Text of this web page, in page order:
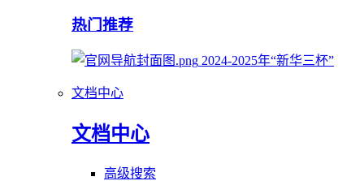
热门推荐
2024-2025年“新华三杯”
文档中心
文档中心
高级搜索